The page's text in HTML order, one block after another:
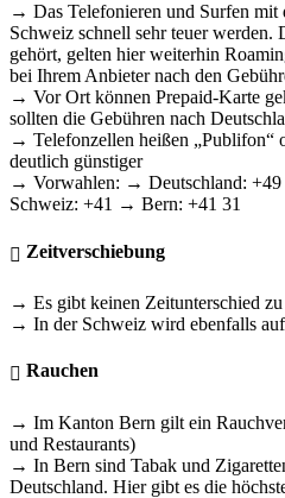
→ Das Telefonieren und Surfen mit
Schweiz schnell sehr teuer
gehört, gelten hier weiterhin
bei Ihrem Anbieter nach den
→ Vor Ort können Prepaid-Karte
sollten die Gebühren nach
→ Telefonzellen heißen „Publifon“
deutlich günstiger
→ Vorwahlen: → Deutschland:
Schweiz: +41 → Bern: +41 31
Zeitverschiebung
→ Es gibt keinen Zeitunterschied
→ In der Schweiz wird ebenfalls
Rauchen
→ Im Kanton Bern gilt ein
und Restaurants)
→ In Bern sind Tabak und
Deutschland. Hier gibt es die